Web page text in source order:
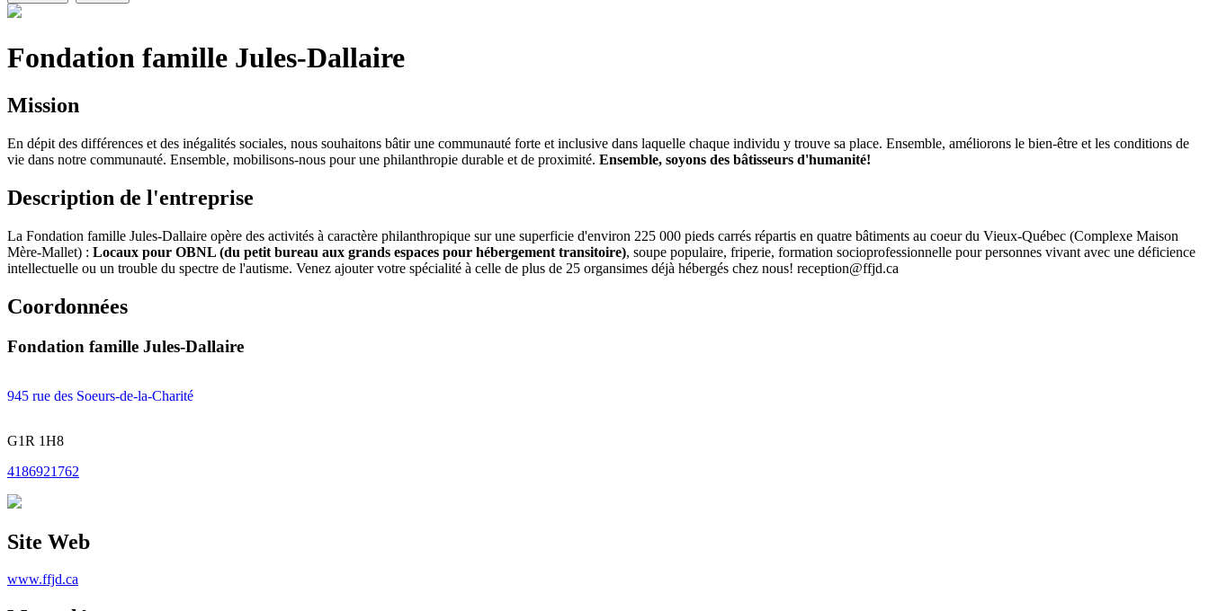
Fondation famille Jules-Dallaire
Mission
En dépit des différences et des inégalités sociales, nous souhaitons bâtir une communauté forte et inclusive dans laquelle chaque individu y trouve sa place. Ensemble, améliorons le bien-être et les conditions de
vie dans notre communauté. Ensemble, mobilisons-nous pour une philanthropie durable et de proximité. Ensemble, soyons des bâtisseurs d'humanité!
Description de l'entreprise
La Fondation famille Jules-Dallaire opère des activités à caractère philanthropique sur une superficie d'environ 225 000 pieds carrés répartis en quatre bâtiments au coeur du Vieux-Québec (Complexe Maison
Mère-Mallet) : Locaux pour OBNL (du petit bureau aux grands espaces pour hébergement transitoire), soupe populaire, friperie, formation socioprofessionnelle pour personnes vivant avec une déficience
intellectuelle ou un trouble du spectre de l'autisme. Venez ajouter votre spécialité à celle de plus de 25 organsimes déjà hébergés chez nous! reception@ffjd.ca
Coordonnées
Fondation famille Jules-Dallaire
945 rue des Soeurs-de-la-Charité
G1R 1H8
4186921762
Site Web
www.ffjd.ca